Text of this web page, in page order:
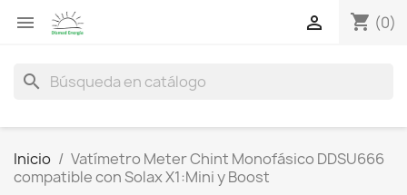
 shopping_cart (0)

search
Inicio
Vatímetro Meter Chint Monofásico DDSU666
compatible con Solax X1:Mini y Boost